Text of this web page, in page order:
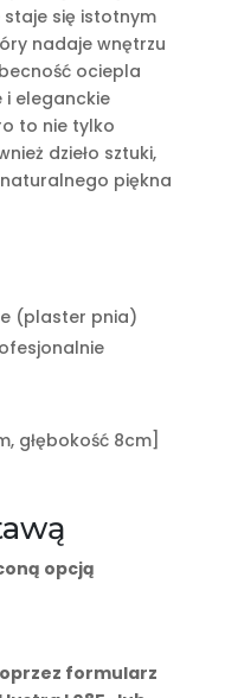
się istotnym
nadaje wnętrzu
ociepla
i eleganckie
to nie tylko
dzieło sztuki,
piękna
(plaster pnia)
głębokość 8cm]
opcją
formularz